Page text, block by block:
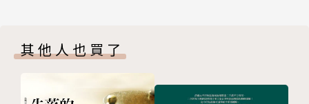
症、殘障、跨性別、思覺失調（舊譯：精神分製），甚
一個世界的果實，他們作為與家庭成員及社會大眾都格
其他人也買了